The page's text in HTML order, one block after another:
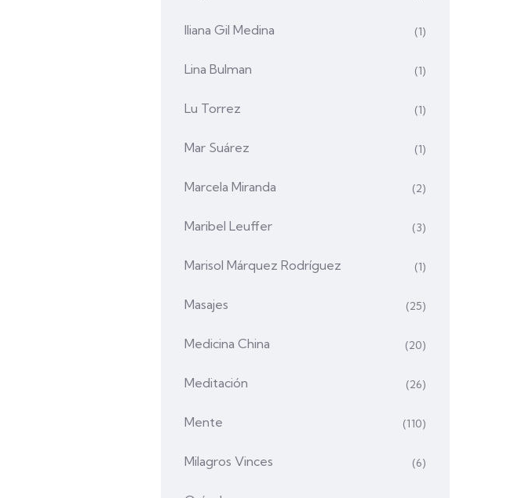
Iliana Gil Medina (1)
Lina Bulman (1)
Lu Torrez (1)
Mar Suárez (1)
Marcela Miranda (2)
Maribel Leuffer (3)
Marisol Márquez Rodríguez (1)
Masajes (25)
Medicina China (20)
Meditación (26)
Mente (110)
Milagros Vinces (6)